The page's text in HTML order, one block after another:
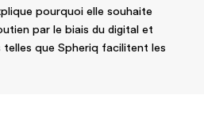
pourquoi elle souhaite
par le biais du digital et
que Spheriq facilitent les